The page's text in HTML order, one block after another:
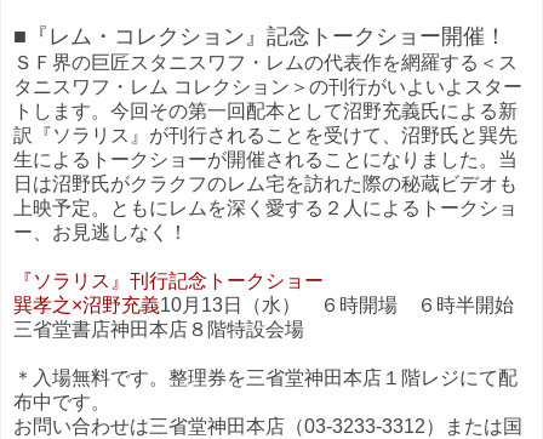
■『レム・コレクション』記念トークショー開催！
ＳＦ界の巨匠スタニスワフ・レムの代表作を網羅する＜ス
タニスワフ・レム コレクション＞の刊行がいよいよスター
トします。今回その第一回配本として沼野充義氏による新
訳『ソラリス』が刊行されることを受けて、沼野氏と巽先
生によるトークショーが開催されることになりました。当
日は沼野氏がクラクフのレム宅を訪れた際の秘蔵ビデオも
上映予定。ともにレムを深く愛する２人によるトークショ
ー、お見逃しなく！
『ソラリス』刊行記念トークショー
巽孝之×沼野充義10月13日（水） ６時開場 ６時半開始
三省堂書店神田本店８階特設会場
＊入場無料です。整理券を三省堂神田本店１階レジにて配
布中です。
お問い合わせは三省堂神田本店（03-3233-3312）または国